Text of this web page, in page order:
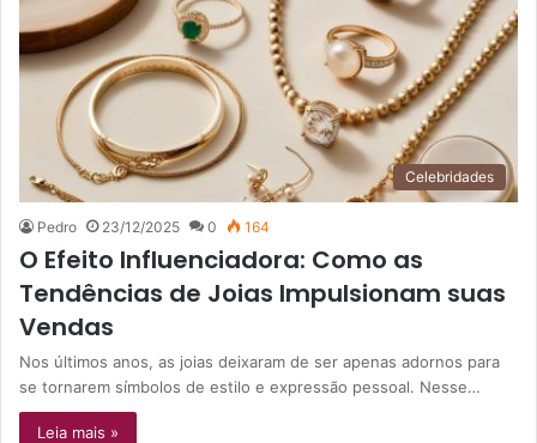
Celebridades
Pedro 23/12/2025 0 164
O Efeito Influenciadora: Como as
Tendências de Joias Impulsionam suas
Vendas
Nos últimos anos, as joias deixaram de ser apenas adornos para
se tornarem símbolos de estilo e expressão pessoal. Nesse…
Leia mais »